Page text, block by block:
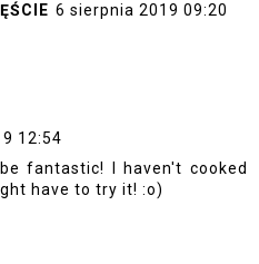
6 sierpnia 2019 09:20
12:54
fantastic! I haven't cooked
have to try it! :o)